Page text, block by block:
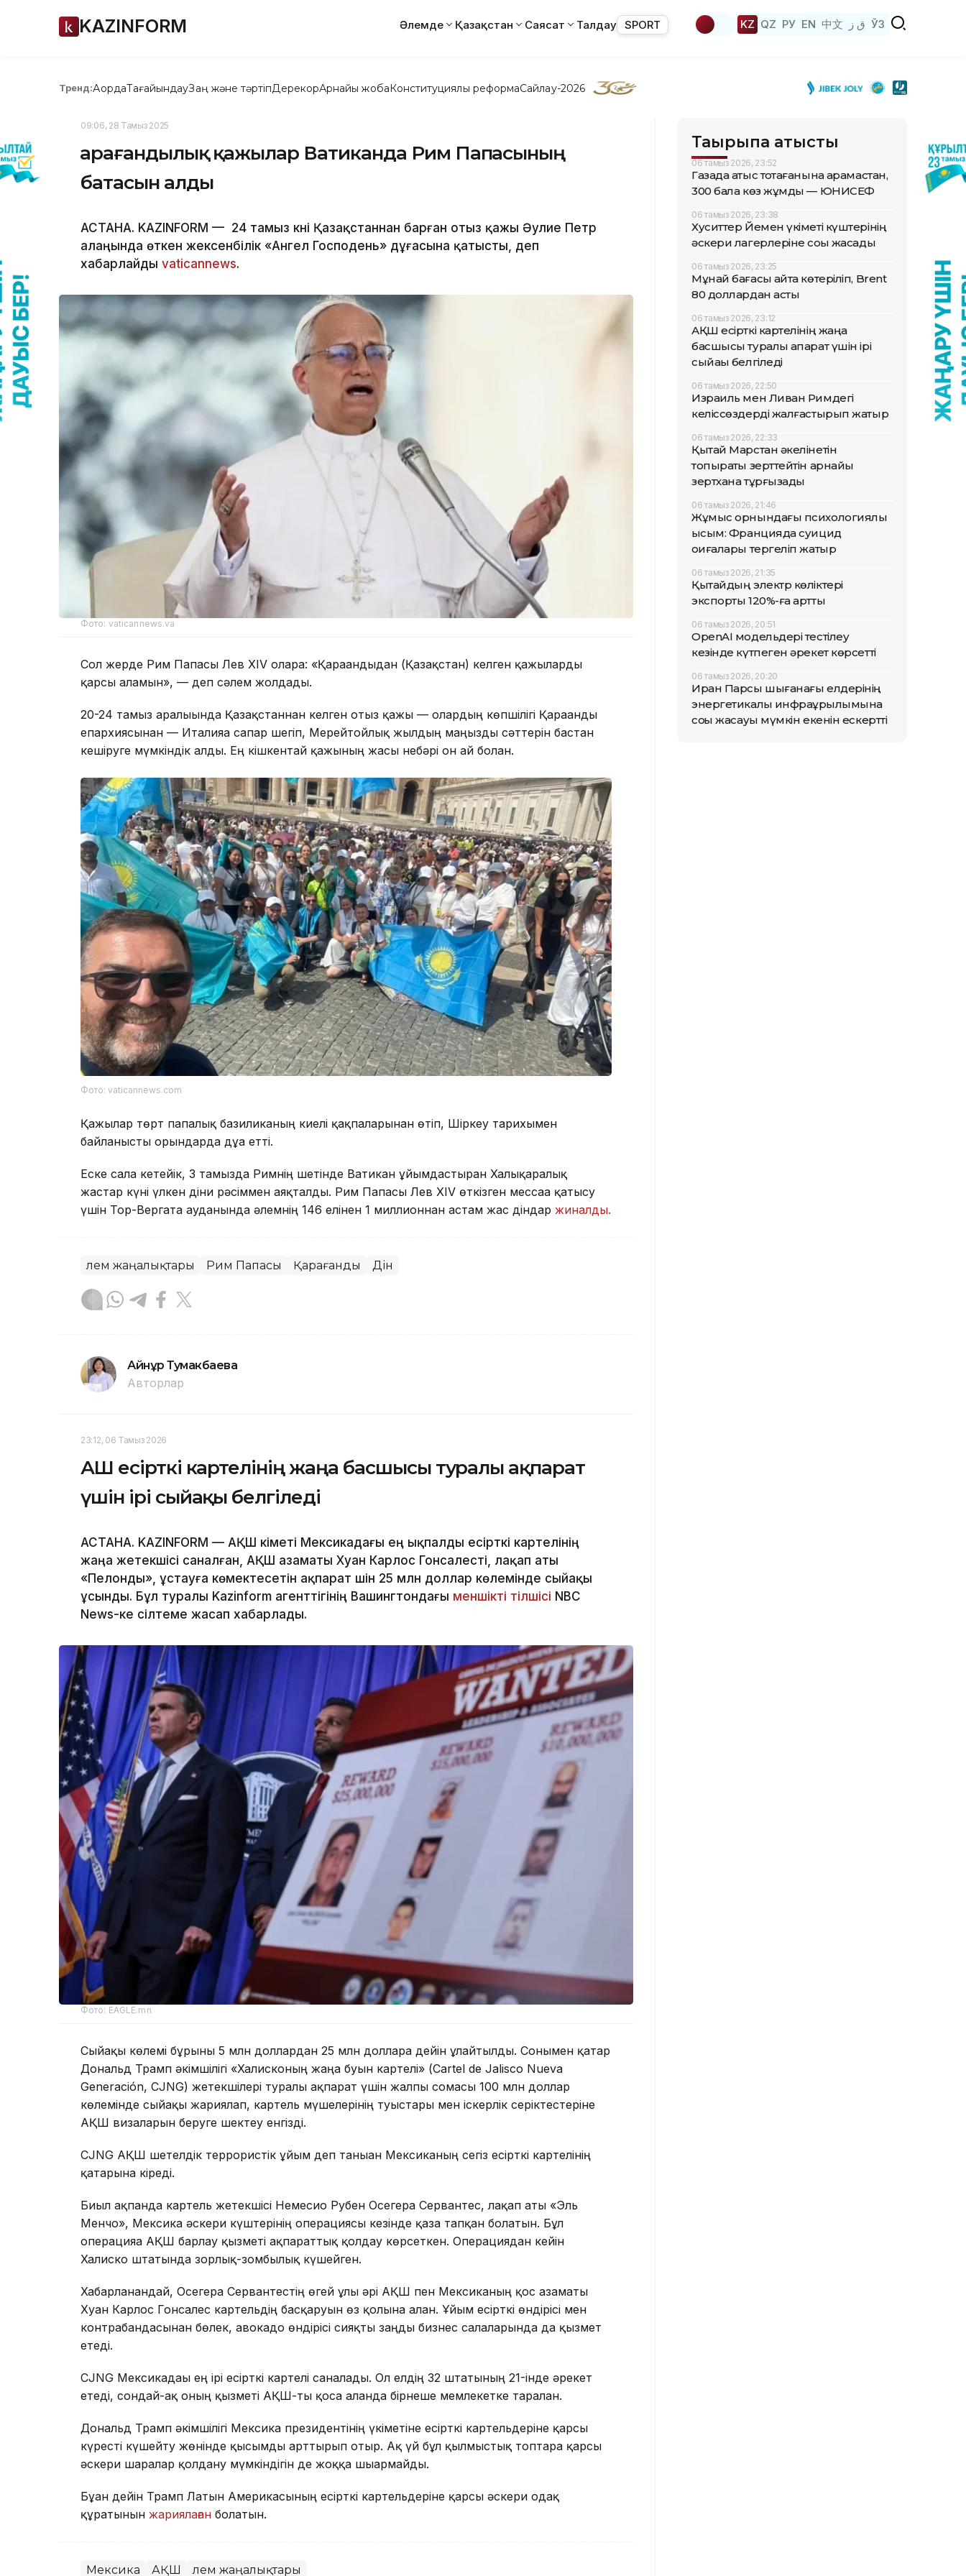
KAZINFORM Әлемде Қазақстан Саясат Талдау SPORT KZ QZ РУ EN 中文 ق ز ЎЗ
Тренд:АқордаТағайындауЗаң және тәртіпДерекқорАрнайы жобаКонституциялық реформаСайлау-2026
09:06, 28 Тамыз 2025
Қарағандылық қажылар Ватиканда Рим Папасының
батасын алды
АСТАНА. KAZINFORM — 24 тамыз күні Қазақстаннан барған отыз қажы Әулие Петр
алаңында өткен жексенбілік «Ангел Господень» дұғасына қатысты, деп
хабарлайды vaticannews.
Фото: vaticannews.va
Сол жерде Рим Папасы Лев XIV оларға: «Қарағандыдан (Қазақстан) келген қажыларды
қарсы аламын», — деп сәлем жолдады.
20-24 тамыз аралығында Қазақстаннан келген отыз қажы — олардың көпшілігі Қарағанды
епархиясынан — Италияға сапар шегіп, Мерейтойлық жылдың маңызды сәттерін бастан
кешіруге мүмкіндік алды. Ең кішкентай қажының жасы небәрі он ай болған.
Фото: vaticannews.com
Қажылар төрт папалық базиликаның киелі қақпаларынан өтіп, Шіркеу тарихымен
байланысты орындарда дұға етті.
Еске сала кетейік, 3 тамызда Римнің шетінде Ватикан ұйымдастырған Халықаралық
жастар күні үлкен діни рәсіммен аяқталды. Рим Папасы Лев XIV өткізген мессаға қатысу
үшін Тор-Вергата ауданында әлемнің 146 елінен 1 миллионнан астам жас діндар жиналды.
Әлем жаңалықтары Рим Папасы Қарағанды Дін
Айнұр Тумакбаева
Авторлар
23:12, 06 Тамыз 2026
АҚШ есірткі картелінің жаңа басшысы туралы ақпарат
үшін ірі сыйақы белгіледі
АСТАНА. KAZINFORM — АҚШ үкіметі Мексикадағы ең ықпалды есірткі картелінің
жаңа жетекшісі саналған, АҚШ азаматы Хуан Карлос Гонсалесті, лақап аты
«Пелонды», ұстауға көмектесетін ақпарат үшін 25 млн доллар көлемінде сыйақы
ұсынды. Бұл туралы Kazinform агенттігінің Вашингтондағы меншікті тілшісі NBC
News-ке сілтеме жасап хабарлады.
Фото: EAGLE.mn
Сыйақы көлемі бұрынғы 5 млн доллардан 25 млн долларға дейін ұлғайтылды. Сонымен қатар
Дональд Трамп әкімшілігі «Халисконың жаңа буын картелі» (Cartel de Jalisco Nueva
Generación, CJNG) жетекшілері туралы ақпарат үшін жалпы сомасы 100 млн доллар
көлемінде сыйақы жариялап, картель мүшелерінің туыстары мен іскерлік серіктестеріне
АҚШ визаларын беруге шектеу енгізді.
CJNG АҚШ шетелдік террористік ұйым деп таныған Мексиканың сегіз есірткі картелінің
қатарына кіреді.
Биыл ақпанда картель жетекшісі Немесио Рубен Осегера Сервантес, лақап аты «Эль
Менчо», Мексика әскери күштерінің операциясы кезінде қаза тапқан болатын. Бұл
операцияға АҚШ барлау қызметі ақпараттық қолдау көрсеткен. Операциядан кейін
Халиско штатында зорлық-зомбылық күшейген.
Хабарланғандай, Осегера Сервантестің өгей ұлы әрі АҚШ пен Мексиканың қос азаматы
Хуан Карлос Гонсалес картельдің басқаруын өз қолына алған. Ұйым есірткі өндірісі мен
контрабандасынан бөлек, авокадо өндірісі сияқты заңды бизнес салаларында да қызмет
етеді.
CJNG Мексикадағы ең ірі есірткі картелі саналады. Ол елдің 32 штатының 21-інде әрекет
етеді, сондай-ақ оның қызметі АҚШ-ты қоса алғанда бірнеше мемлекетке таралған.
Дональд Трамп әкімшілігі Мексика президентінің үкіметіне есірткі картельдеріне қарсы
күресті күшейту жөнінде қысымды арттырып отыр. Ақ үй бұл қылмыстық топтарға қарсы
әскери шаралар қолдану мүмкіндігін де жоққа шығармайды.
Бұған дейін Трамп Латын Америкасының есірткі картельдеріне қарсы әскери одақ
құратынын жариялаған болатын.
Мексика АҚШ Әлем жаңалықтары
Тақырыпқа қатысты
06 тамыз 2026, 23:52
Газада атыс тоқтағанына қарамастан,
300 бала көз жұмды — ЮНИСЕФ
06 тамыз 2026, 23:38
Хуситтер Йемен үкіметі күштерінің
әскери лагерлеріне соққы жасады
06 тамыз 2026, 23:25
Мұнай бағасы қайта көтеріліп, Brent
80 доллардан асты
06 тамыз 2026, 23:12
АҚШ есірткі картелінің жаңа
басшысы туралы ақпарат үшін ірі
сыйақы белгіледі
06 тамыз 2026, 22:50
Израиль мен Ливан Римдегі
келіссөздерді жалғастырып жатыр
06 тамыз 2026, 22:33
Қытай Марстан әкелінетін
топырақты зерттейтін арнайы
зертхана тұрғызады
06 тамыз 2026, 21:46
Жұмыс орнындағы психологиялық
қысым: Францияда суицид
оқиғалары тергеліп жатыр
06 тамыз 2026, 21:35
Қытайдың электр көліктері
экспорты 120%-ға артты
06 тамыз 2026, 20:51
OpenAI модельдері тестілеу
кезінде күтпеген әрекет көрсетті
06 тамыз 2026, 20:20
Иран Парсы шығанағы елдерінің
энергетикалық инфрақұрылымына
соққы жасауы мүмкін екенін ескертті